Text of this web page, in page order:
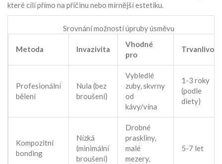
které cílí přímo na příčinu nebo mírnější estetiku.
Srovnání možností úpruby úsměvu
Metoda Invazivita
Vhodné
pro
Trvanlivost
Profesionální
bělení
Nula (bez
broušení)
Vybledlé
zuby, skvrny
od
kávy/vína
1-3 roky
(podle
diety)
Kompozitní
bonding
Nízká
(minimální
broušení)
Drobné
praskliny,
malé
mezery,
5-7 let